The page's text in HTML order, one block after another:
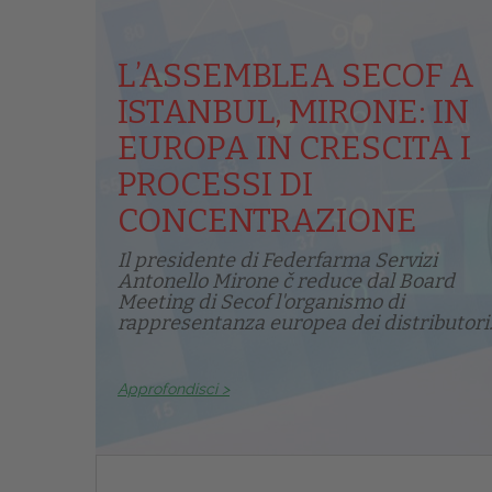
L’ASSEMBLEA SECOF A
ISTANBUL, MIRONE: IN
EUROPA IN CRESCITA I
PROCESSI DI
CONCENTRAZIONE
Il presidente di Federfarma Servizi
Antonello Mirone č reduce dal Board
Meeting di Secof l'organismo di
rappresentanza europea dei
Approfondisci >